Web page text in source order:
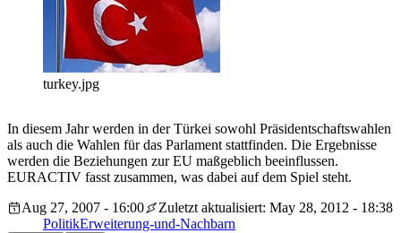
turkey.jpg
In diesem Jahr werden in der Türkei sowohl Präsidentschaftswahlen
als auch die Wahlen für das Parlament stattfinden. Die Ergebnisse
werden die Beziehungen zur EU maßgeblich beeinflussen.
EURACTIV fasst zusammen, was dabei auf dem Spiel steht.
Aug 27, 2007 - 16:00
Zuletzt aktualisiert: May 28, 2012 - 18:38
PolitikErweiterung-und-Nachbarn